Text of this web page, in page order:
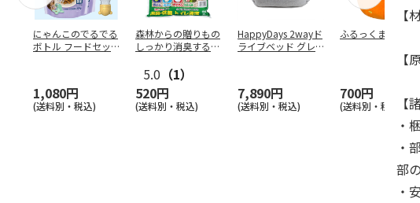
にゃんこのでるでる
ボトル フードセッ
1,080円
(送料別・税込)
森林からの贈りもの
しっかり消臭するひ
5.0 （1）
520円
(送料別・税込)
HappyDays 2wayド
ライブベッド グレ
7,890円
(送料別・税込)
ふるっくま みかん
700円
(送料別・税込)
【
【
【
・
・
部
・